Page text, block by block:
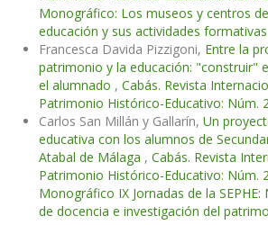
Monográfico: Los museos y centros
educación y sus actividades formativas
Francesca Davida Pizzigoni, Entre la
patrimonio y la educación: "construir"
el alumnado , Cabás. Revista
Patrimonio Histórico-Educativo: Núm.
Carlos San Millán y Gallarín, Un
educativa con los alumnos de
Atabal de Málaga , Cabás. Revista
Patrimonio Histórico-Educativo: Núm.
Monográfico IX Jornadas de la SEPHE:
de docencia e investigación del